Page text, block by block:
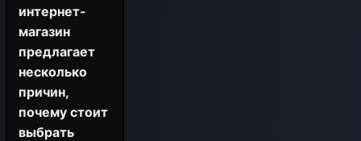
интернет-
магазин
предлагает
несколько
причин,
почему стоит
выбрать